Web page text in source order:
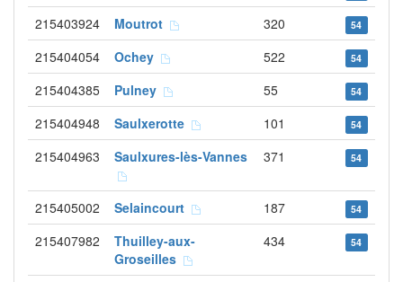
215403924 Moutrot 320 54
215404054 Ochey 522 54
215404385 Pulney 55 54
215404948 Saulxerotte 101 54
215404963 Saulxures-lès-Vannes 371 54
215405002 Selaincourt 187 54
215407982
Thuilley-aux-
Groseilles
434 54